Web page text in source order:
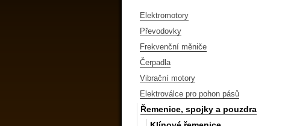
Elektromotory
Převodovky
Frekvenční měniče
Čerpadla
Vibrační motory
Elektroválce pro pohon pásů
Řemenice, spojky a pouzdra